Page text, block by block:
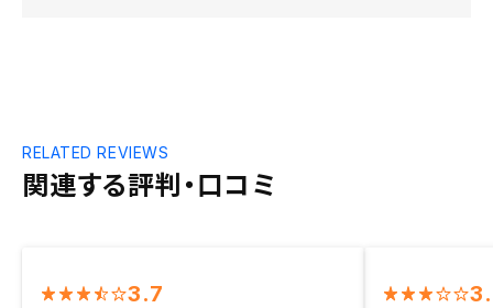
関連する評判・口コミ
RELATED REVIEWS
3.7